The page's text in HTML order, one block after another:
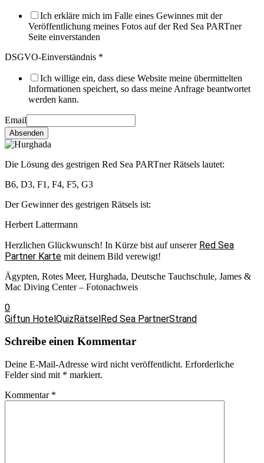
Ich erkläre mich im Falle eines Gewinnes mit der
Veröffentlichung meines Fotos auf der Red Sea PARTner
Seite einverstanden
DSGVO-Einverständnis *
Ich willige ein, dass diese Website meine übermittelten
Informationen speichert, so dass meine Anfrage beantwortet
werden kann.
Email
Absenden
Die Lösung des gestrigen Red Sea PARTner Rätsels lautet:
B6, D3, F1, F4, F5, G3
Der Gewinner des gestrigen Rätsels ist:
Herbert Lattermann
Herzlichen Glückwunsch! In Kürze bist auf unserer Red Sea
Partner Karte mit deinem Bild verewigt!
Ägypten, Rotes Meer, Hurghada, Deutsche Tauchschule, James &
Mac Diving Center – Fotonachweis
0
Giftun HotelQuizRätselRed Sea PartnerStrand
Schreibe einen Kommentar
Deine E-Mail-Adresse wird nicht veröffentlicht. Erforderliche
Felder sind mit * markiert.
Kommentar *